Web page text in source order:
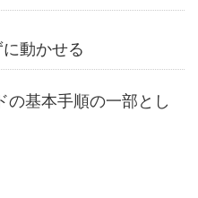
動かせる
の基本手順の一部とし